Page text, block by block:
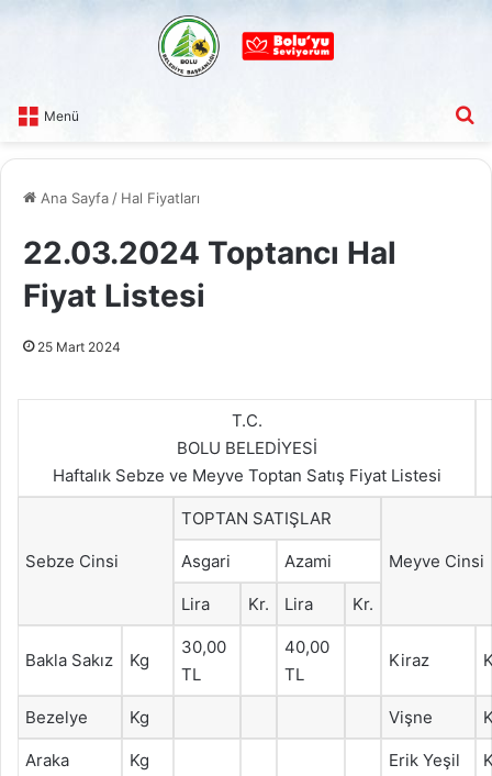
Menü
Ana Sayfa / Hal Fiyatları
22.03.2024 Toptancı Hal
Fiyat Listesi
25 Mart 2024
T.C.
BOLU BELEDİYESİ
Haftalık Sebze ve Meyve Toptan Satış Fiyat Listesi
Sebze Cinsi
TOPTAN SATIŞLAR
Meyve Cinsi
Asgari Azami
Lira Kr. Lira Kr.
Bakla Sakız Kg
30,00
TL
40,00
TL
Kiraz
Bezelye Kg Vişne
Araka Kg Erik Yeşil